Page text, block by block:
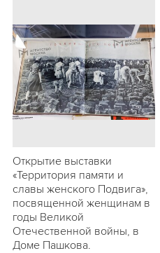
Открытие выставки
«Территория памяти и
славы женского Подвига»,
посвященной женщинам в
годы Великой
Отечественной войны, в
Доме Пашкова.